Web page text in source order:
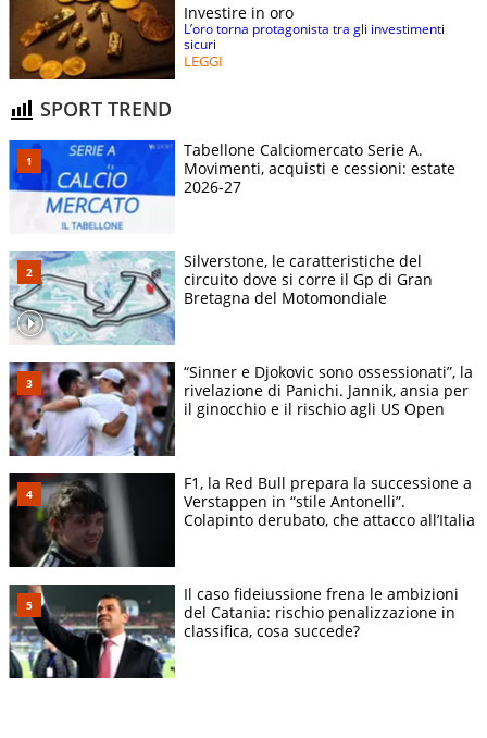
Investire in oro
L’oro torna protagonista tra gli investimenti
sicuri
LEGGI
SPORT TREND
Tabellone Calciomercato Serie A.
Movimenti, acquisti e cessioni: estate
2026-27
Silverstone, le caratteristiche del
circuito dove si corre il Gp di Gran
Bretagna del Motomondiale
“Sinner e Djokovic sono ossessionati”, la
rivelazione di Panichi. Jannik, ansia per
il ginocchio e il rischio agli US Open
F1, la Red Bull prepara la successione a
Verstappen in “stile Antonelli”.
Colapinto derubato, che attacco all’Italia
Il caso fideiussione frena le ambizioni
del Catania: rischio penalizzazione in
classifica, cosa succede?